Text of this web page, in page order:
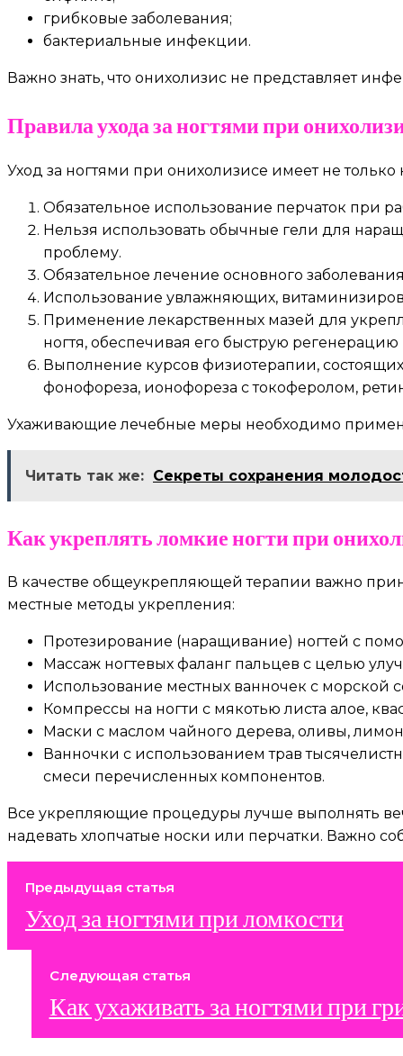
грибковые заболевания;
бактериальные инфекции.
Важно знать, что онихолизис не представляет
Правила ухода за ногтями при
Уход за ногтями при онихолизисе имеет не
Обязательное использование перчаток при
Нельзя использовать обычные гели для
проблему.
Обязательное лечение основного
Использование увлажняющих,
Применение лекарственных мазей для
ногтя, обеспечивая его быструю
Выполнение курсов физиотерапии,
фонофореза, ионофореза с токоферолом,
Ухаживающие лечебные меры необходимо
Читать так же: Секреты сохранения
Как укреплять ломкие ногти при
В качестве общеукрепляющей терапии важно
местные методы укрепления:
Протезирование (наращивание) ногтей с
Массаж ногтевых фаланг пальцев с целью
Использование местных ванночек с морской
Компрессы на ногти с мякотью листа алое,
Маски с маслом чайного дерева, оливы,
Ванночки с использованием трав
смеси перечисленных компонентов.
Все укрепляющие процедуры лучше выполнять
надевать хлопчатые носки или перчатки. Важно
Предыдущая статья
Уход за ногтями при ломкости
Следующая статья
Как ухаживать за ногтями при